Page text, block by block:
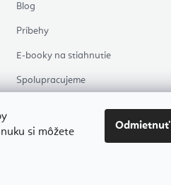
si môžete
Odmietnuť
Blog
Príbehy
E-booky na stiahnutie
Spolupracujeme